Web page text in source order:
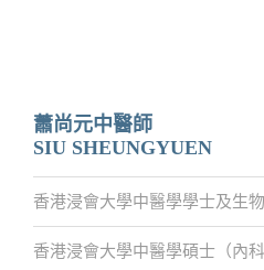
蕭尚元中醫師
SIU SHEUNGYUEN
香港浸會大學中醫學學士及生
香港浸會大學中醫學碩士（內科